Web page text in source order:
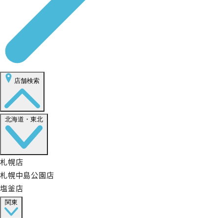
店舗検索
北海道・東北
札幌店
札幌中島公園店
塩釜店
関東